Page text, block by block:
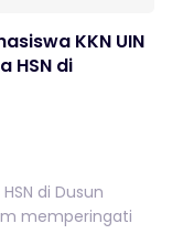
KKN UIN
HSN di
di Dusun
memperingati